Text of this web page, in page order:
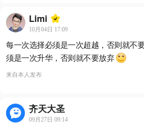
Limi
10月04日 17:09
每一次选择必须是一次超越，否则就不
须是一次升华，否则就不要放弃
来自本人发布
齐天大圣
09月27日 09:14